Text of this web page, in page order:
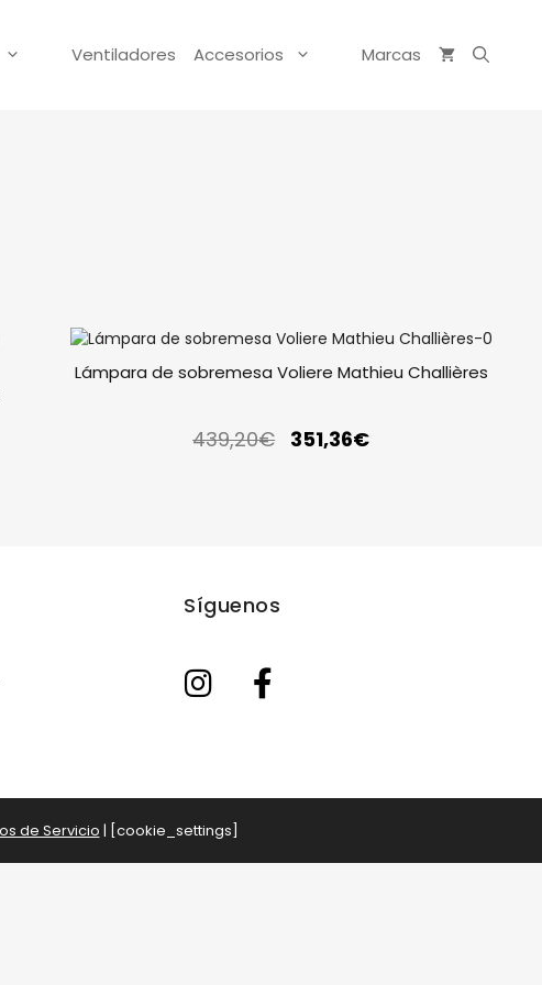
Ventiladores Accesorios Marcas
Lámpara de sobremesa Voliere Mathieu Challières
439,20€ 351,36€
Síguenos
de Servicio | [cookie_settings]